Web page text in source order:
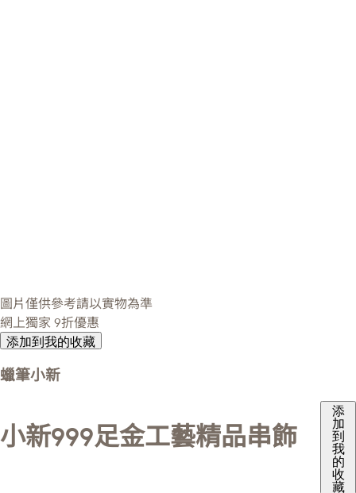
圖片僅供參考請以實物為準
網上獨家 9折優惠
添加到我的收藏
蠟筆小新
小新999足金工藝精品串飾
添
加
到
我
的
收
藏